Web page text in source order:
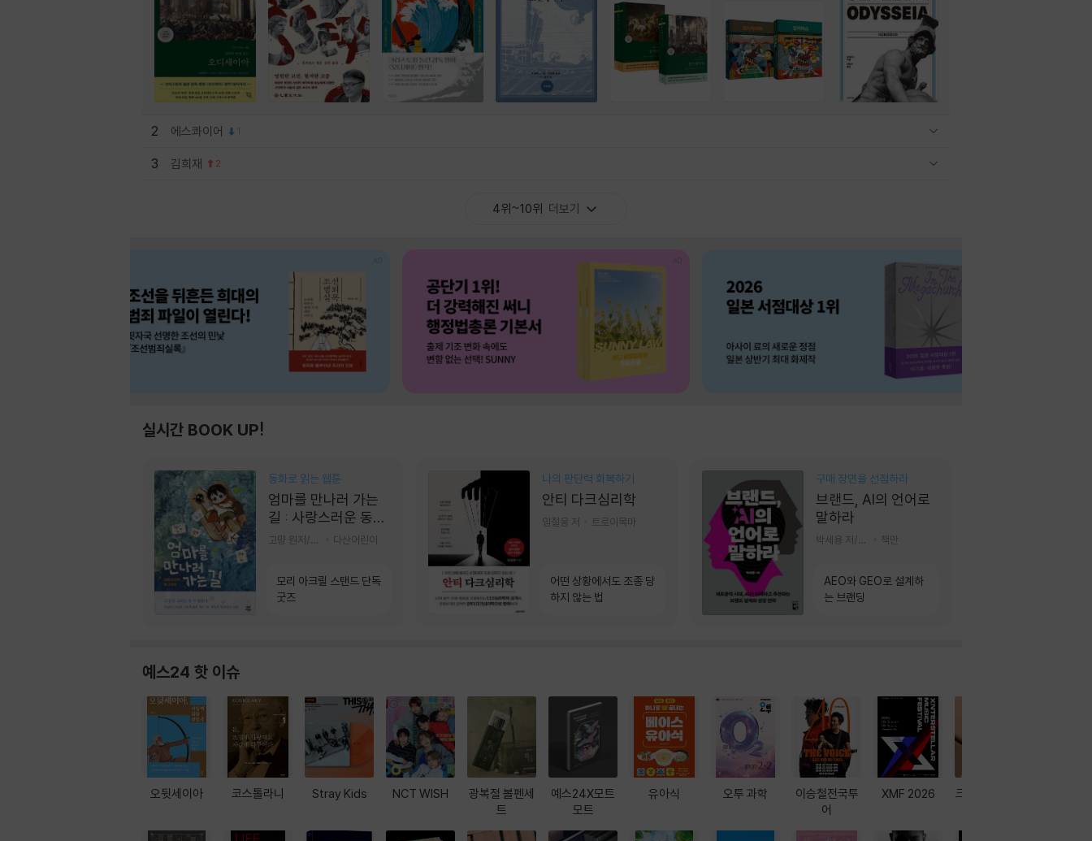
2 에스콰이어 1
3 김희재 2
4위~10위 더보기
실시간 BOOK UP!
동화로 읽는 웹툰
엄마를 만나러 가는
길 : 사랑스러운 동그
라미
다산어린이
모리 아크릴 스탠드 단독
굿즈
나의 판단력 회복하기
안티 다크심리학
임철웅 저 트로이목마
어떤 상황에서도 조종 당
하지 않는 법
구매 장면을 선점하라
브랜드, AI의 언어로
말하라
책만
AEO와 GEO로 설계하
는 브랜딩
예스24 핫 이슈
오뒷세이아 코스톨라니 Stray Kids NCT WISH
광복절 볼펜세
트
예스24X모트
모트
유아식 오투 과학
이승철전국투
어
XMF 2026
크레마 이북 리